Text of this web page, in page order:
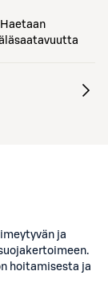
Haetaan
ja
hoitamisesta ja